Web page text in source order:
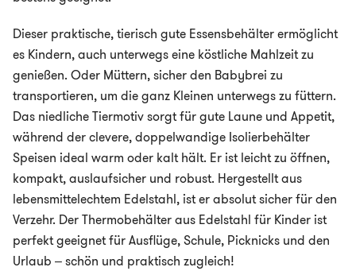
Dieser praktische, tierisch gute Essensbehälter ermöglicht
es Kindern, auch unterwegs eine köstliche Mahlzeit zu
genießen. Oder Müttern, sicher den Babybrei zu
transportieren, um die ganz Kleinen unterwegs zu füttern.
Das niedliche Tiermotiv sorgt für gute Laune und Appetit,
während der clevere, doppelwandige Isolierbehälter
Speisen ideal warm oder kalt hält. Er ist leicht zu öffnen,
kompakt, auslaufsicher und robust. Hergestellt aus
lebensmittelechtem Edelstahl, ist er absolut sicher für den
Verzehr. Der Thermobehälter aus Edelstahl für Kinder ist
perfekt geeignet für Ausflüge, Schule, Picknicks und den
Urlaub – schön und praktisch zugleich!